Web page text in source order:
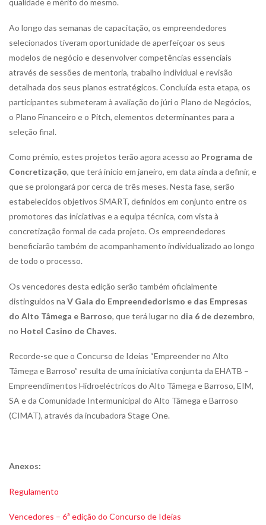
qualidade e mérito do mesmo.
Ao longo das semanas de capacitação, os empreendedores
selecionados tiveram oportunidade de aperfeiçoar os seus
modelos de negócio e desenvolver competências essenciais
através de sessões de mentoria, trabalho individual e revisão
detalhada dos seus planos estratégicos. Concluída esta etapa, os
participantes submeteram à avaliação do júri o Plano de Negócios,
o Plano Financeiro e o Pitch, elementos determinantes para a
seleção final.
Como prémio, estes projetos terão agora acesso ao Programa de
Concretização, que terá início em janeiro, em data ainda a definir, e
que se prolongará por cerca de três meses. Nesta fase, serão
estabelecidos objetivos SMART, definidos em conjunto entre os
promotores das iniciativas e a equipa técnica, com vista à
concretização formal de cada projeto. Os empreendedores
beneficiarão também de acompanhamento individualizado ao longo
de todo o processo.
Os vencedores desta edição serão também oficialmente
distinguidos na V Gala do Empreendedorismo e das Empresas
do Alto Tâmega e Barroso, que terá lugar no dia 6 de dezembro,
no Hotel Casino de Chaves.
Recorde-se que o Concurso de Ideias “Empreender no Alto
Tâmega e Barroso” resulta de uma iniciativa conjunta da EHATB –
Empreendimentos Hidroeléctricos do Alto Tâmega e Barroso, EIM,
SA e da Comunidade Intermunicipal do Alto Tâmega e Barroso
(CIMAT), através da incubadora Stage One.
Anexos:
Regulamento
Vencedores – 6ª edição do Concurso de Ideias